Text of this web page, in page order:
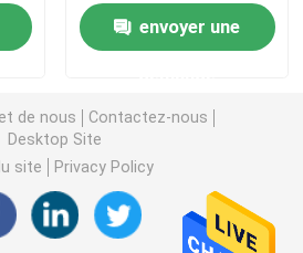
par injection de moteur servo
par injection de PVC
Machine
550T Servo-
hydraulique machine
de moulage par
envoyer une
de nous
Contactez-nous
Desktop Site
site
Privacy Policy